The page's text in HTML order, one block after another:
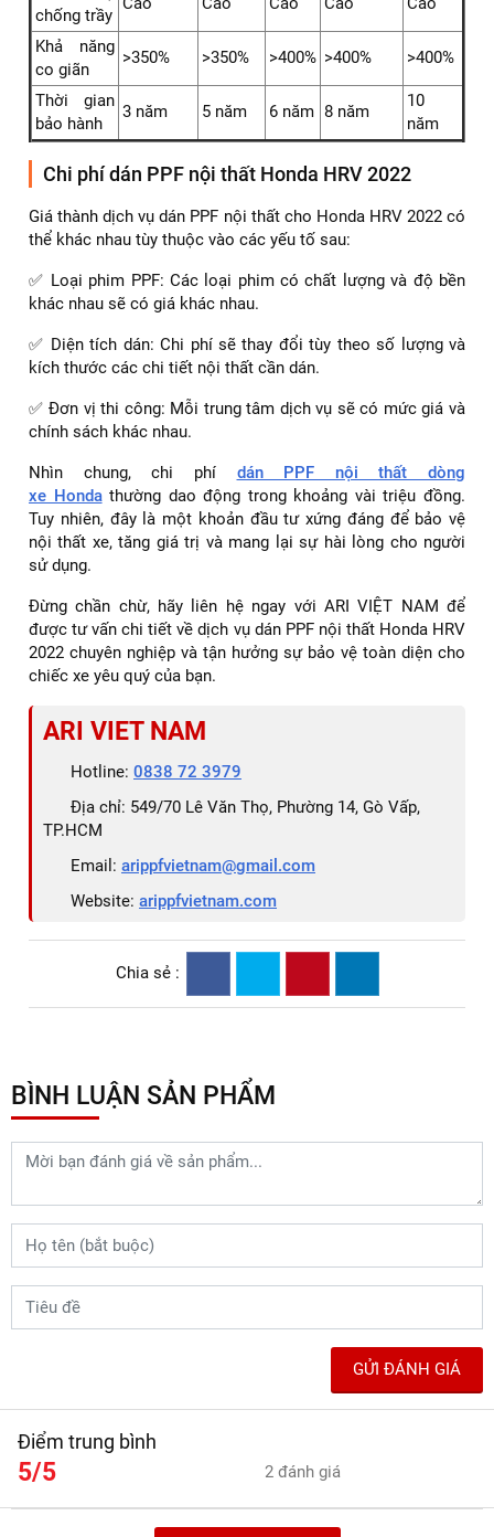
lượng và độ bền của sản phẩm, đảm bảo rằng bạn sẽ nhận
được sự hỗ trợ tốt nhất khi cần thiết.
Thông số kỹ thuật của 5 dòng film PPF ARI cơ bản:
Thông số
Standar
T65MT
Standar
T65
AR -
PRO
SUPER
Chất liệu TPU TPU TPU TPU TPU
Độ dày 7,5mil 7,5mil 8,5mil 8,5mil
8,5 -
chống trầy
Cao Cao Cao Cao Cao
Khả năng
co giãn
Thời gian
3 năm 5 năm 6 năm
Chi phí dán PPF nội thất Honda HRV 2022
Giá thành dịch vụ dán PPF nội thất cho Honda HRV 2022 có
thể khác nhau tùy thuộc vào các yếu tố sau:
✅ Loại phim PPF: Các loại phim có chất lượng và độ bền
khác nhau sẽ có giá khác nhau.
✅ Diện tích dán: Chi phí sẽ thay đổi tùy theo số lượng và
kích thước các chi tiết nội thất cần dán.
✅ Đơn vị thi công: Mỗi trung tâm dịch vụ sẽ có mức giá và
Nhìn chung, chi phí
xe Hondathường dao động trong khoảng vài triệu đồng.
nội thất xe, tăng giá trị và mang lại sự hài lòng cho người
sử dụng.
Đừng chần chừ, hãy liên hệ ngay với ARI VIỆT NAM để
được tư vấn chi tiết về dịch vụ dán PPF nội thất Honda HRV
2022 chuyên nghiệp và tận hưởng sự bảo vệ toàn diện cho
chiếc xe yêu quý của bạn.
ARI VIET NAM
Địa chỉ: 549/70 Lê Văn Thọ, Phường 14, Gò Vấp,
TP.HCM
Website:arippfvietnam.com
Chia sẻ :